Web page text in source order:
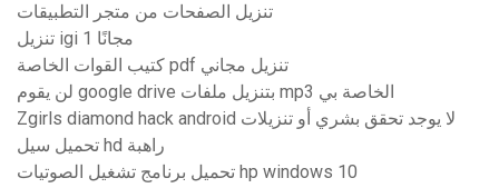
تنزيل الصفحات من متجر التطبيقات
تنزيل igi 1 مجانًا
كتيب القوات الخاصة pdf تنزيل مجاني
لن يقوم google drive بتنزيل ملفات mp3 الخاصة بي
Zgirls diamond hack android لا يوجد تحقق بشري أو تنزيلات
تحميل سيل hd راهبة
تحميل برنامج تشغيل الصوتيات hp windows 10